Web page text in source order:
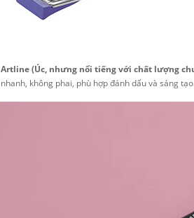
Artline (Úc, nhưng nổi tiếng với chất lượng
nhanh, không phai, phù hợp đánh dấu và sáng